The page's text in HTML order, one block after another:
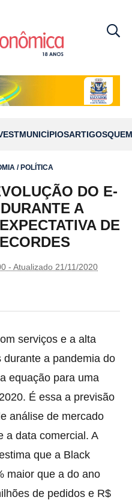
MUNICÍPIOSARTIGOS
/ POLÍTICA
DO E-
A
DE
- Atualizado 21/11/2020
serviços e a alta
a pandemia do
equação para uma
É essa a previsão
análise de mercado
a data comercial. A
que a Black
maior que a do ano
de pedidos e R$